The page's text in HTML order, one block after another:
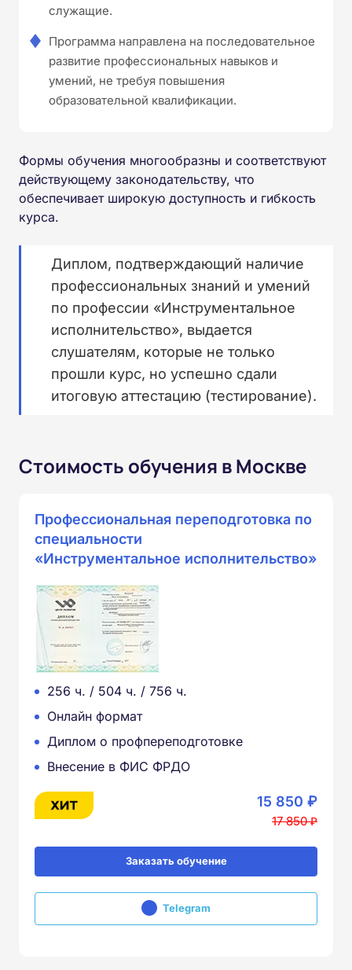
служащие.
Программа направлена на последовательное
развитие профессиональных навыков и
умений, не требуя повышения
образовательной квалификации.
Формы обучения многообразны и соответствуют
действующему законодательству, что
обеспечивает широкую доступность и гибкость
курса.
Диплом, подтверждающий наличие
профессиональных знаний и умений
по профессии «Инструментальное
исполнительство», выдается
слушателям, которые не только
прошли курс, но успешно сдали
итоговую аттестацию (тестирование).
Стоимость обучения в Москве
Профессиональная переподготовка по
специальности
«Инструментальное исполнительство»
256 ч. / 504 ч. / 756 ч.
Онлайн формат
Диплом о профпереподготовке
Внесение в ФИС ФРДО
15 850 ₽
17 850 ₽
Заказать обучение
Telegram